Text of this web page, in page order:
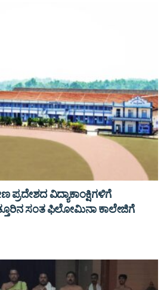
ಪ್ರದೇಶದ ವಿದ್ಯಾಕಾಂಕ್ಷಿಗಳಿಗೆ
ಸಂತ ಫಿಲೋಮಿನಾ ಕಾಲೇಜಿಗೆ